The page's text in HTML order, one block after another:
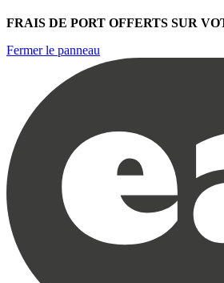
FRAIS DE PORT OFFERTS SUR
Fermer le panneau